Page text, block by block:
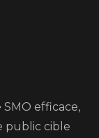
efficace,
public cible